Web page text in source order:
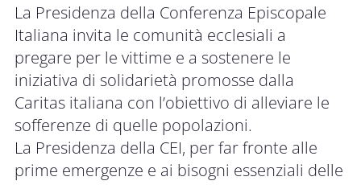
La Presidenza della Conferenza Episcopale
Italiana invita le comunità ecclesiali a
pregare per le vittime e a sostenere le
iniziativa di solidarietà promosse dalla
Caritas italiana con l’obiettivo di alleviare le
sofferenze di quelle popolazioni.
La Presidenza della CEI, per far fronte alle
prime emergenze e ai bisogni essenziali delle